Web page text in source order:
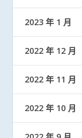
2023 年 1 月
2022 年 12 月
2022 年 11 月
2022 年 10 月